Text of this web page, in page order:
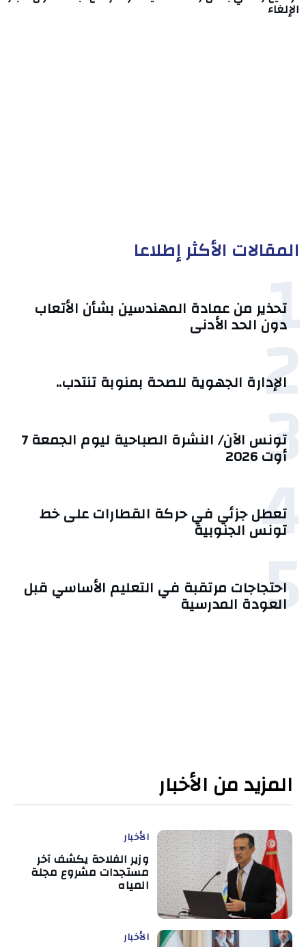
الإلغاء
المقالات الأكثر إطلاعا
1
تحذير من عمادة المهندسين بشأن الأتعاب
دون الحد الأدنى
2
الإدارة الجهوية للصحة بمنوبة تنتدب..
3 تونس الآن/ النشرة الصباحية ليوم الجمعة 7
أوت 2026
4
تعطل جزئي في حركة القطارات على خط
تونس الجنوبية
5
احتجاجات مرتقبة في التعليم الأساسي قبل
العودة المدرسية
المزيد من الأخبار
الأخبار
وزير الفلاحة يكشف آخر
مستجدات مشروع مجلة
المياه
الأخبار